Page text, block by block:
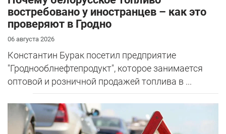
востребовано у иностранцев – как это
проверяют в Гродно
06 августа 2026
Константин Бурак посетил предприятие
"Гроднооблнефтепродукт", которое занимается
оптовой и розничной продажей топлива в ...